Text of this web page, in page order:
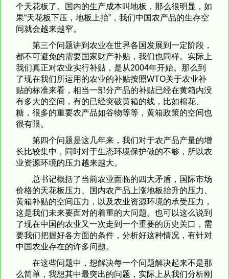
个天花板了。国内的生产成本叫地板，那么很明显，如
果“天花板下压，地板上抬”，我们中国农产品的生存空
间就会越来越窄。
第三个问题讲到农业在世界各国发展到一定阶段，
都不可避免的需要国家财产补贴，我们也同样。实际上
我们真正对农业实行补贴，是从2004年开始。那么到
了现在我们所运用的农业的补贴按照WTO关于农业补
贴的标准来看，相当一部分产品的补贴已经在黄箱内没
有多大的空间，有的已经突破黄箱的线，比如棉花、
糖，很多的重要农产品如谷物等等，黄箱政策的空间也
很有限。
第四个问题是这几年来，我们对于农产品产量的增
长比较集中，同时对于生态环境保护做的不够，所以农
业资源环境的压力越来越大。
总书记概括了当前农业面临的四大矛盾，国际市场
价格的天花板压力、国内农产品上涨地板抬升的压力、
黄箱补贴的空间压力，以及农业资源环境的承受压力，
这是我们未来要面对的着重的大问题。也可以这么说到
了现在中国的农业又一次走到一个重要的历史关口，需
要我们把握好各方面的条件，分析好这种情况，有针对
中国农业存在的许多问题。
在这些问题中，想解决每一个问题解决起来不是那
么简单，我想其中最突出的问题，实际上从我们分析刚